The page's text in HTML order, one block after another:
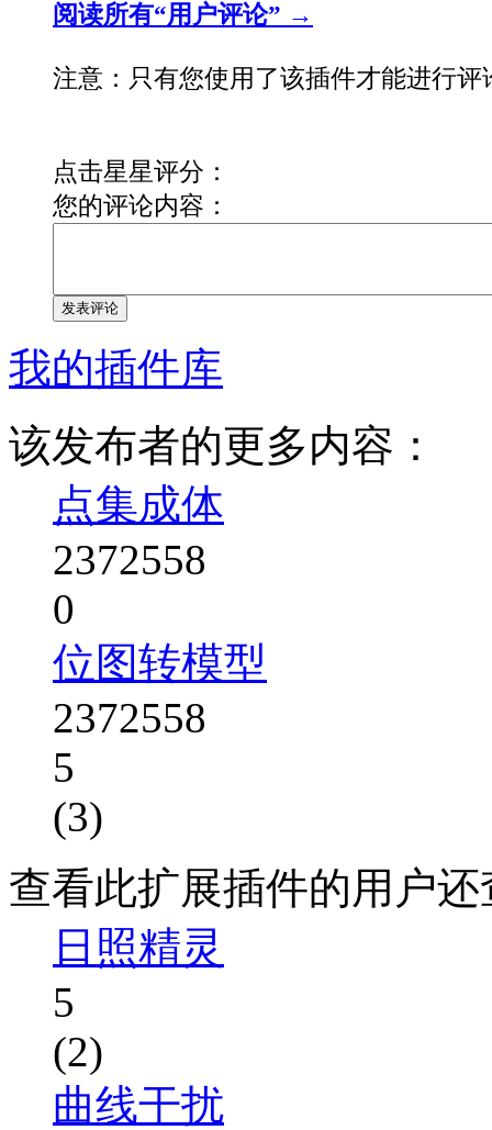
阅读所有“用户评论” →
注意：只有您使用了该插件才能进行评
点击星星评分：
您的评论内容：
发表评论
我的插件库
该发布者的更多内容：
点集成体
2372558
0
位图转模型
2372558
5
(3)
查看此扩展插件的用户
日照精灵
5
(2)
曲线干扰